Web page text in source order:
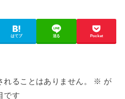
はてブ 送る Pocket
ることはありません。 ※ が
です